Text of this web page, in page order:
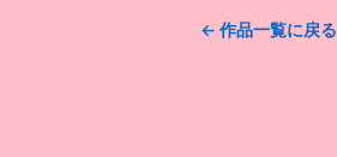
← 作品一覧に戻る